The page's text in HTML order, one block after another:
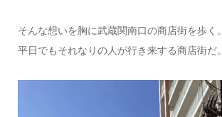
そんな想いを胸に武蔵関南口の商店街を歩く。
平日でもそれなりの人が行き来する商店街だ。